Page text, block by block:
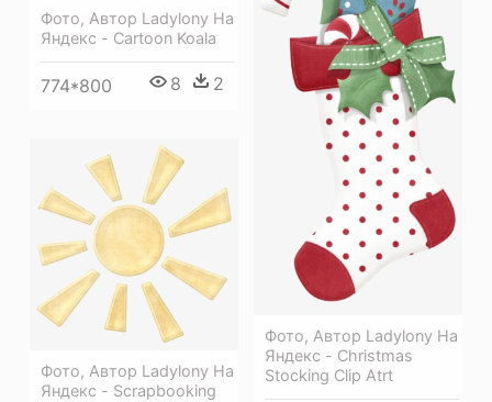
Фото, Автор Ladylony На
Яндекс - Cartoon Koala
774*800 8 2
Фото, Автор Ladylony На
Яндекс - Christmas
Stocking Clip Atrt
Фото, Автор Ladylony На
Яндекс - Scrapbooking